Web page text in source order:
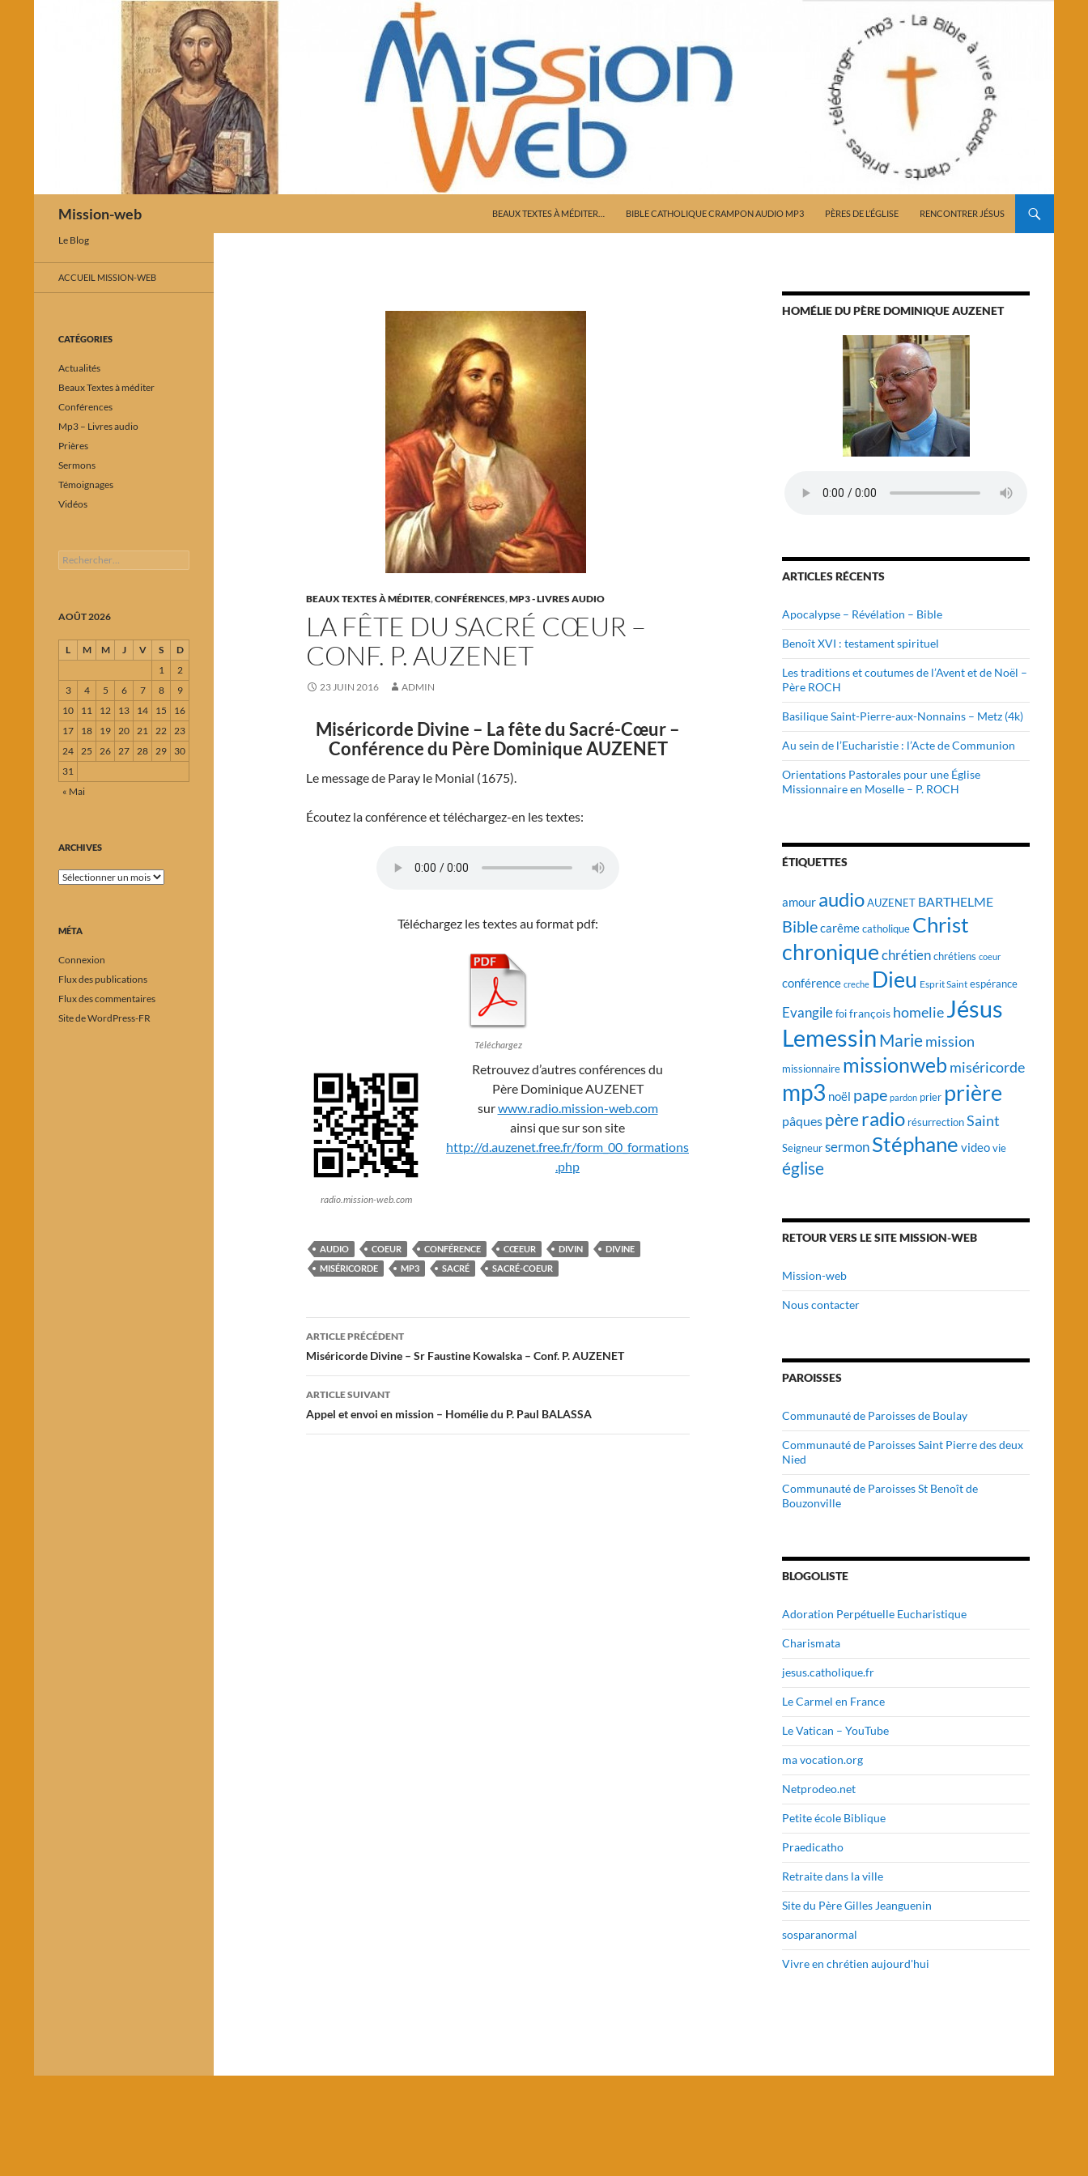
Mission-web
BEAUX TEXTES À MÉDITER…
BIBLE CATHOLIQUE CRAMPON AUDIO MP3 PÈRES DE L’ÉGLISE RENCONTRER JÉSUS
BEAUX TEXTES À MÉDITER,CONFÉRENCES,MP3 - LIVRES AUDIO
LA FÊTE DU SACRÉ CŒUR –
CONF. P. AUZENET
23 JUIN 2016 ADMIN
Miséricorde Divine – La fête du Sacré-Cœur –
Conférence du Père Dominique AUZENET
Le message de Paray le Monial (1675).
Écoutez la conférence et téléchargez-en les textes:
Téléchargez les textes au format pdf:
Téléchargez
radio.mission-web.com
Retrouvez d’autres conférences du
Père Dominique AUZENET
surwww.radio.mission-web.com
ainsi que sur son site
http://d.auzenet.free.fr/form_00_formations
.php
AUDIO COEUR CONFÉRENCE CŒEUR DIVIN
DIVINE
MISÉRICORDE
MP3 SACRÉ SACRÉ-COEUR
Navigation
des
articles
ARTICLE PRÉCÉDENT
Miséricorde Divine – Sr Faustine Kowalska – Conf. P. AUZENET
ARTICLE SUIVANT
Appel et envoi en mission – Homélie du P. Paul BALASSA
HOMÉLIE DU PÈRE DOMINIQUE AUZENET
ARTICLES RÉCENTS
Apocalypse – Révélation – Bible
Benoît XVI : testament spirituel
Les traditions et coutumes de l’Avent et de Noël –
Père ROCH
Basilique Saint-Pierre-aux-Nonnains – Metz (4k)
Au sein de l’Eucharistie : l’Acte de Communion
Orientations Pastorales pour une Église
Missionnaire en Moselle – P. ROCH
ÉTIQUETTES
amour audioAUZENET BARTHELME
Biblecarêmecatholique Christ
chronique chrétienchrétiens coeur
conférence creche Dieu Esprit Saint espérance
Evangilefoifrançois homelieJésus
LemessinMariemission
missionnaire missionweb miséricorde
mp3 noël pape pardon prier prière
pâques pèreradio résurrectionSaint
Seigneur sermon Stéphane videovie
église
RETOUR VERS LE SITE MISSION-WEB
Mission-web
Nous contacter
PAROISSES
Communauté de Paroisses de Boulay
Communauté de Paroisses Saint Pierre des deux
Nied
Communauté de Paroisses St Benoît de
Bouzonville
BLOGOLISTE
Adoration Perpétuelle Eucharistique
Charismata
jesus.catholique.fr
Le Carmel en France
Le Vatican – YouTube
ma vocation.org
Netprodeo.net
Petite école Biblique
Praedicatho
Retraite dans la ville
Site du Père Gilles Jeanguenin
sosparanormal
Vivre en chrétien aujourd'hui
Le Blog
ACCUEIL MISSION-WEB
CATÉGORIES
Actualités
Beaux Textes à méditer
Conférences
Mp3 – Livres audio
Prières
Sermons
Témoignages
Vidéos
Rechercher :
AOÛT 2026
L M M J V S
D
1
2
3
4 5 6 7 8
9
10
11 12 13 14 15
16
17
18 19 20 21 22 23
24 25 26 27 28 29
30
31
« Mai
ARCHIVES
Archives
MÉTA
Connexion
Flux des publications
Flux des commentaires
Site de WordPress-FR